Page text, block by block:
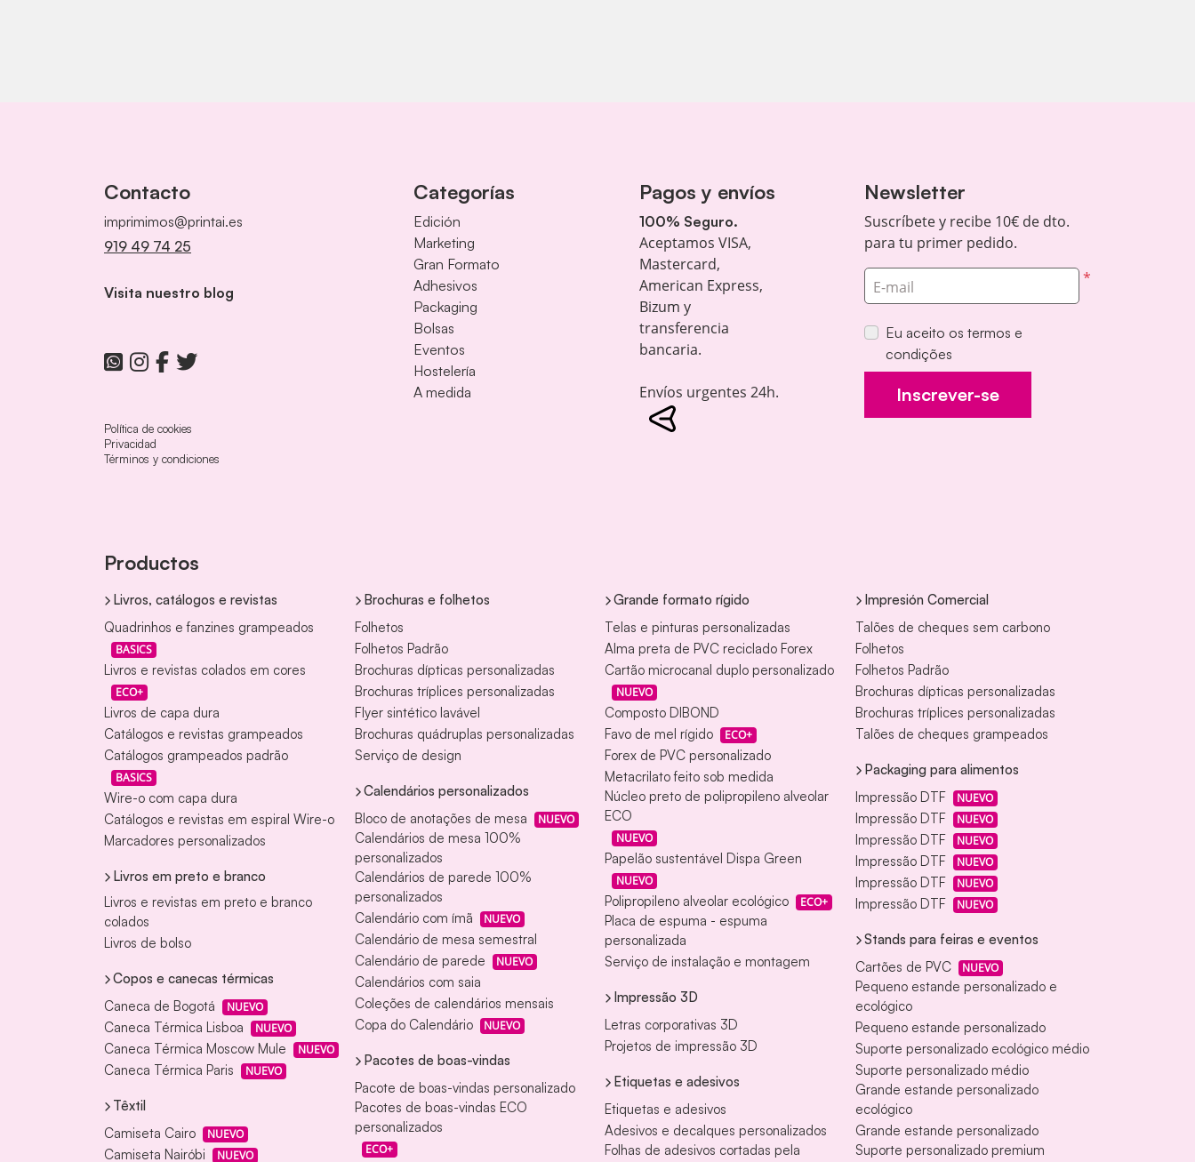
Contacto
imprimimos@printai.es
919 49 74 25
Visita nuestro blog
Política de cookies
Privacidad
Términos y condiciones
Categorías
Edición
Marketing
Gran Formato
Adhesivos
Packaging
Bolsas
Eventos
Hostelería
A medida
Pagos y envíos
100% Seguro.
Aceptamos VISA,
Mastercard,
American Express,
Bizum y
transferencia
bancaria.
Envíos urgentes 24h.
Newsletter
Suscríbete y recibe 10€ de dto.
para tu primer pedido.
*
E-mail
Eu aceito os termos e
condições
Inscrever-se
Productos
Livros, catálogos e revistas
Quadrinhos e fanzines grampeados
BASICS
Livros e revistas colados em cores
ECO+
Livros de capa dura
Catálogos e revistas grampeados
Catálogos grampeados padrão
BASICS
Wire-o com capa dura
Catálogos e revistas em espiral Wire-o
Marcadores personalizados
Livros em preto e branco
Livros e revistas em preto e branco
colados
Livros de bolso
Copos e canecas térmicas
Caneca de Bogotá
NUEVO
Caneca Térmica Lisboa NUEVO
Caneca Térmica Moscow Mule NUEVO
Caneca Térmica Paris NUEVO
Têxtil
Camiseta Cairo
NUEVO
Camiseta Nairóbi NUEVO
Brochuras e folhetos
Folhetos
Folhetos Padrão
Brochuras dípticas personalizadas
Brochuras tríplices personalizadas
Flyer sintético lavável
Brochuras quádruplas personalizadas
Serviço de design
Calendários personalizados
Bloco de anotações de mesa
NUEVO
Calendários de mesa 100%
personalizados
Calendários de parede 100%
personalizados
Calendário com ímã
NUEVO
Calendário de mesa semestral
Calendário de parede
NUEVO
Calendários com saia
Coleções de calendários mensais
Copa do Calendário
NUEVO
Pacotes de boas-vindas
Pacote de boas-vindas personalizado
Pacotes de boas-vindas ECO
personalizados
ECO+
Grande formato rígido
Telas e pinturas personalizadas
Alma preta de PVC reciclado Forex
Cartão microcanal duplo personalizado
NUEVO
Composto DIBOND
Favo de mel rígido
ECO+
Forex de PVC personalizado
Metacrilato feito sob medida
Núcleo preto de polipropileno alveolar
ECO
NUEVO
Papelão sustentável Dispa Green
NUEVO
Polipropileno alveolar ecológico ECO+
Placa de espuma - espuma
personalizada
Serviço de instalação e montagem
Impressão 3D
Letras corporativas 3D
Projetos de impressão 3D
Etiquetas e adesivos
Etiquetas e adesivos
Adesivos e decalques personalizados
Folhas de adesivos cortadas pela
Impresión Comercial
Talões de cheques sem carbono
Folhetos
Folhetos Padrão
Brochuras dípticas personalizadas
Brochuras tríplices personalizadas
Talões de cheques grampeados
Packaging para alimentos
Impressão DTF
NUEVO
Impressão DTF NUEVO
Impressão DTF NUEVO
Impressão DTF NUEVO
Impressão DTF NUEVO
Impressão DTF NUEVO
Stands para feiras e eventos
Cartões de PVC
NUEVO
Pequeno estande personalizado e
ecológico
Pequeno estande personalizado
Suporte personalizado ecológico médio
Suporte personalizado médio
Grande estande personalizado
ecológico
Grande estande personalizado
Suporte personalizado premium